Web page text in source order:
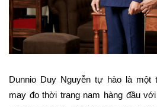
Dunnio Duy Nguyễn tự hào là một
may đo thời trang nam hàng đầu